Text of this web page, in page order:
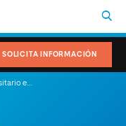
SOLICITA INFORMACIÓN